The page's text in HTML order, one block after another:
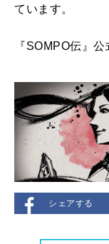
ています。
『SOMPO伝』
シェアする